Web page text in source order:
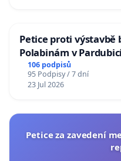
Petice proti výstavbě
Polabinám v
106 podpisů
95 Podpisy / 7 dní
23 Jul 2026
Petice za zavedení